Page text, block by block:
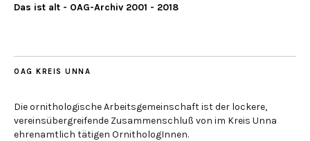
Das ist alt - OAG-Archiv 2001 - 2018
OAG KREIS UNNA
Die ornithologische Arbeitsgemeinschaft ist der lockere,
vereinsübergreifende Zusammenschluß von im Kreis Unna
ehrenamtlich tätigen OrnithologInnen.